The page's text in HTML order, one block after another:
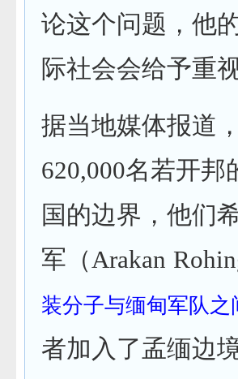
论这个问题，他
际社会会给予重
据当地媒体报道
620,000名若开
国的边界，他们
军（Arakan
装分子与缅甸军队之
者加入了孟缅边